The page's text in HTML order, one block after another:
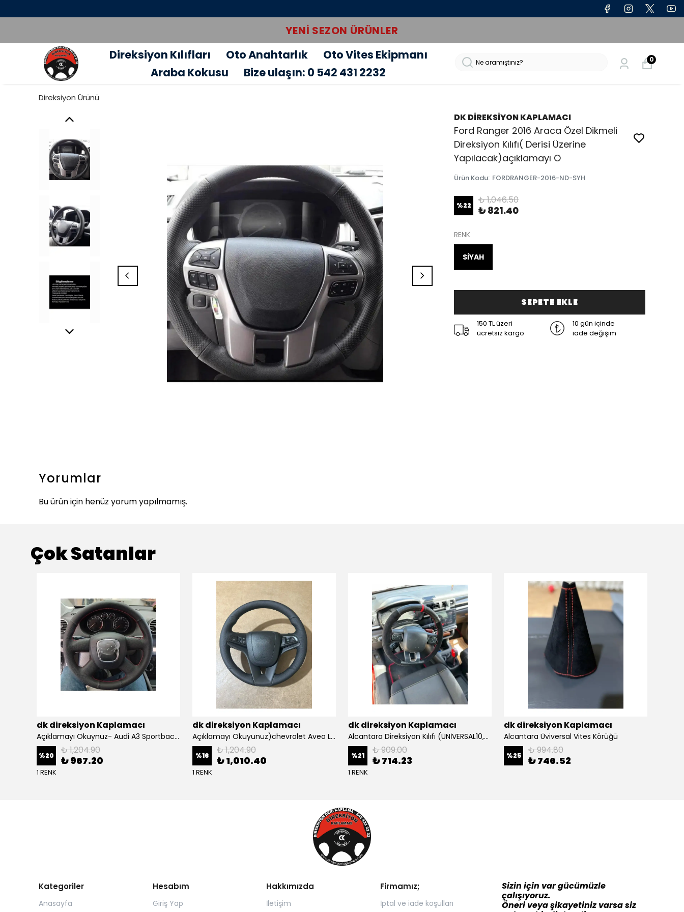
YENI SEZON ÜRÜNLER
Direksiyon Kılıfları Oto Anahtarlık
Oto Vites Ekipmanı
Araba Kokusu
Bize ulaşın: 0 542 431 2232
0
Direksiyon Ürünü
DK DİREKSİYON KAPLAMACI
Ford Ranger 2016 Araca Özel Dikmeli
Direksiyon Kılıfı( Derisi Üzerine
Yapılacak)açıklamayı O
Ürün Kodu: FORDRANGER-2016-ND-SYH
%22 ₺ 1,046.50
₺ 821.40
RENK
SİYAH
SEPETE EKLE
150 TL üzeri
ücretsiz kargo
10 gün içinde
iade değişim
Yorumlar
Bu ürün için henüz yorum yapılmamış.
Çok Satanlar
dk direksiyon Kaplamacı
Açıklamayı Okuynuz- Audi A3 Sportback Araca Özel Direksiyon Kılıfı Kırmızı Ipli
%20 ₺ 1,204.90
₺ 967.20
1 RENK
dk direksiyon Kaplamacı
Açıklamayı Okuyunuz)chevrolet Aveo Lt-ls Araca Özel Direksiyon Kılıfı (plastik Kapaksız Direksiyon
%16 ₺ 1,204.90
₺ 1,010.40
1 RENK
dk direksiyon Kaplamacı
Alcantara Direksiyon Kılıfı (ÜNİVERSAL10,5CM) Açıklamayı Okuynz
%21 ₺ 909.00
₺ 714.23
1 RENK
dk direksiyon Kaplamacı
Alcantara Üviversal Vites Körüğü
%25 ₺ 994.80
₺ 746.52
Kategoriler
Anasayfa
Hesabım
Giriş Yap
Hakkımızda
İletişim
Firmamız;
İptal ve iade koşulları
Sizin için var gücümüzle
çalışıyoruz.
Öneri veya şikayetiniz varsa siz